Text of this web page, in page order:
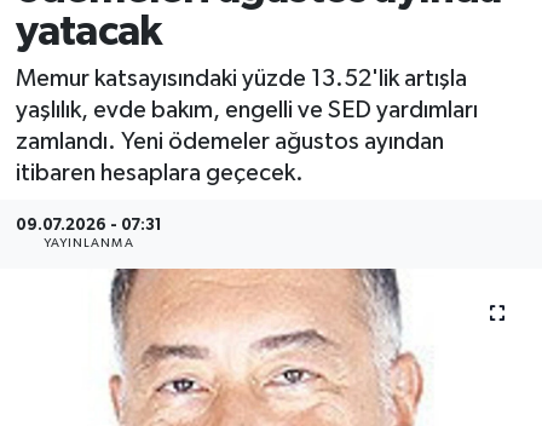
yatacak
Memur katsayısındaki yüzde 13.52'lik artışla
yaşlılık, evde bakım, engelli ve SED yardımları
zamlandı. Yeni ödemeler ağustos ayından
itibaren hesaplara geçecek.
09.07.2026 - 07:31
YAYINLANMA
Alanyaspor
Turizm
E-Gazete
Tüm Manşetler
Son Dakika Haberleri
Haber Arşivi